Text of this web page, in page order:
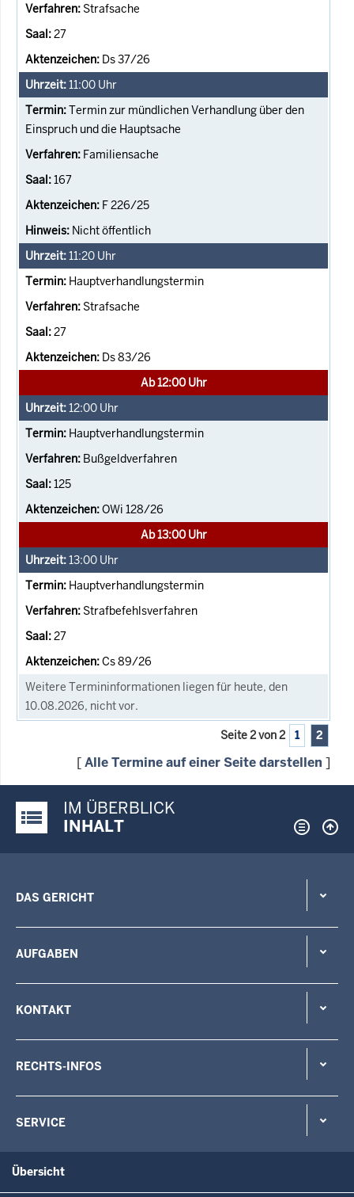
Strafsache
27
Ds 37/26
11:00 Uhr
Termin zur mündlichen Verhandlung über den
Einspruch und die Hauptsache
Familiensache
167
F 226/25
Nicht öffentlich
11:20 Uhr
Hauptverhandlungstermin
Strafsache
27
Ds 83/26
Ab 12:00 Uhr
12:00 Uhr
Hauptverhandlungstermin
Bußgeldverfahren
125
OWi 128/26
Ab 13:00 Uhr
13:00 Uhr
Hauptverhandlungstermin
Strafbefehlsverfahren
27
Cs 89/26
Weitere Termininformationen liegen für heute, den
10.08.2026, nicht vor.
Seite 2 von 2 1 2
[Alle Termine auf einer Seite darstellen ]
Justiz-Portal im Überblick:
IM ÜBERBLICK
INHALT
DAS GERICHT
AUFGABEN
KONTAKT
RECHTS-INFOS
SERVICE
Übersicht